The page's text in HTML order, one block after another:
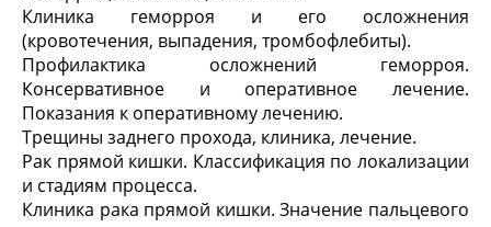
Клиника геморроя и его осложнения
(кровотечения, выпадения, тромбофлебиты).
Профилактика осложнений геморроя.
Консервативное и оперативное лечение.
Показания к оперативному лечению.
Трещины заднего прохода, клиника, лечение.
Рак прямой кишки. Классификация по локализации
и стадиям процесса.
Клиника рака прямой кишки. Значение пальцевого